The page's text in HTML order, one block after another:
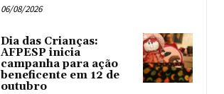
06/08/2026
Dia das Crianças:
AFPESP inicia
campanha para ação
beneficente em 12 de
outubro